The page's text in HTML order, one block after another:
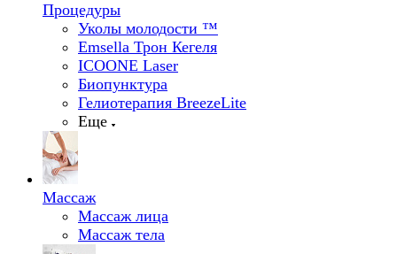
Процедуры
Уколы молодости ™
Emsella Трон Кегеля
ICOONE Laser
Биопунктура
Гелиотерапия BreezeLite
Еще
Массаж
Массаж лица
Массаж тела